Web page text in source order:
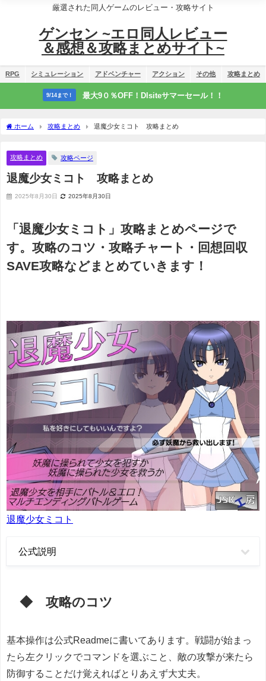
厳選された同人ゲームのレビュー・攻略サイト
ゲンセン ~エロ同人レビュー
＆感想＆攻略まとめサイト~
RPG シミュレーション アドベンチャー アクション その他 攻略まとめ
9/14まで！ 最大9０％OFF！Dlsiteサマーセール！！
ホーム 攻略まとめ 退魔少女ミコト 攻略まとめ
攻略まとめ 攻略ページ
退魔少女ミコト 攻略まとめ
2025年8月30日 2025年8月30日
「退魔少女ミコト」攻略まとめページで
す。攻略のコツ・攻略チャート・回想回収
SAVE攻略などまとめていきます！
退魔少女ミコト
公式説明
◆ 攻略のコツ
基本操作は公式Readmeに書いてあります。戦闘が始まっ
たら左クリックでコマンドを選ぶこと、敵の攻撃が来たら
防御することだけ覚えればとりあえず大丈夫。